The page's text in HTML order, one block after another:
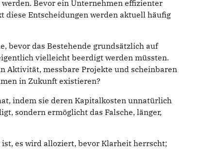
Bevor ein Unternehmen effizienter
diese Entscheidungen werden aktuell häufig
bevor das Bestehende grundsätzlich auf
vielleicht beerdigt werden müssten.
Aktivität, messbare Projekte und scheinbaren
in Zukunft existieren?
indem sie deren Kapitalkosten unnatürlich
sondern ermöglicht das Falsche, länger,
es wird alloziert, bevor Klarheit herrscht;